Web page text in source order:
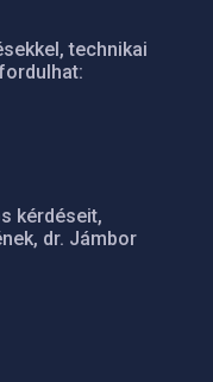
technikai
kérdéseit,
dr. Jámbor